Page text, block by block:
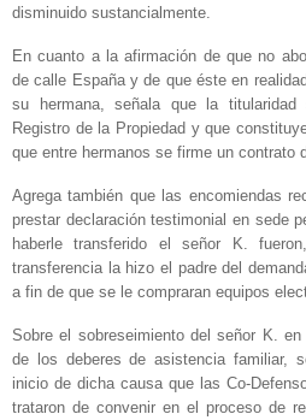
disminuido sustancialmente.
En cuanto a la afirmación de que no
de calle España y de que éste en
su hermana, señala que la
Registro de la Propiedad y que
que entre hermanos se firme un contrato
Agrega también que las encomiendas
prestar declaración testimonial en sede
haberle transferido el señor K.
transferencia la hizo el padre del
a fin de que se le compraran equipos
Sobre el sobreseimiento del señor K.
de los deberes de asistencia familiar,
inicio de dicha causa que las Co-
trataron de convenir en el proceso de